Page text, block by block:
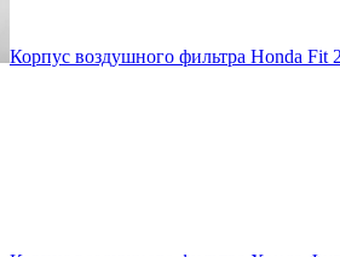
Корпус воздушного фильтра Honda Fit